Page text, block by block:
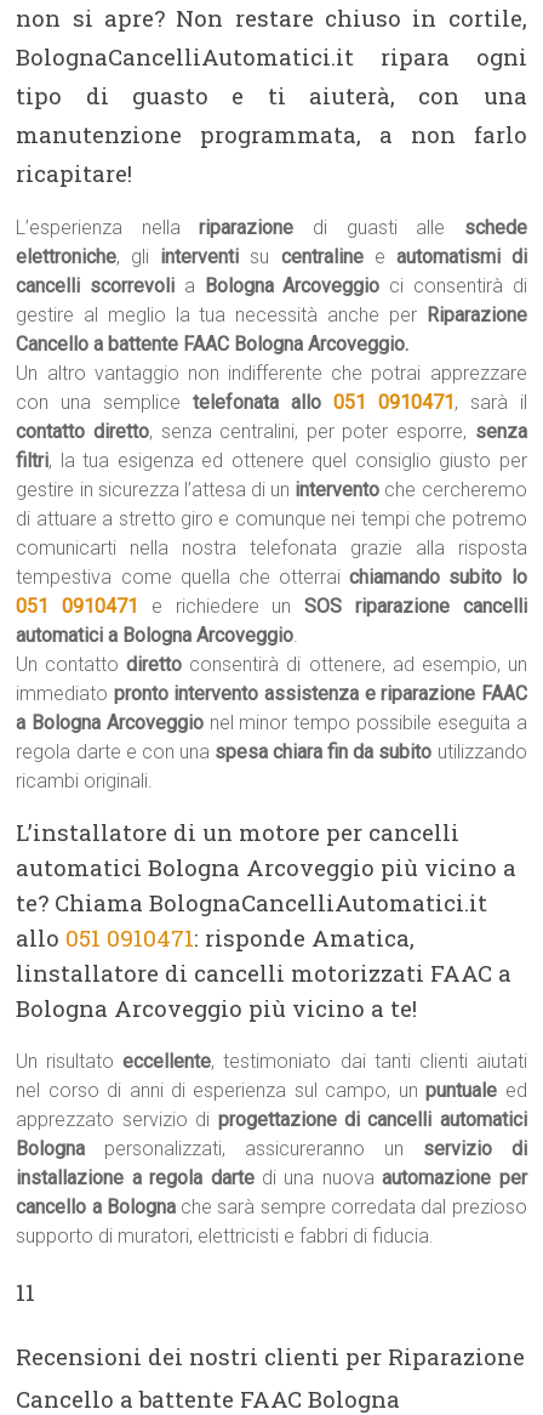
non si apre? Non restare chiuso in cortile,
BolognaCancelliAutomatici.it ripara ogni
tipo di guasto e ti aiuterà, con una
manutenzione programmata, a non farlo
ricapitare!
L’esperienza nellariparazione di guasti alle schede
elettroniche, gli interventi su centralinee automatismi di
cancelli scorrevoli a Bologna Arcoveggio ci consentirà di
gestire al meglio la tua necessità anche per Riparazione
Cancello a battente FAAC Bologna Arcoveggio.
Un altro vantaggio non indifferente che potrai apprezzare
con una semplicetelefonata allo 051 0910471, sarà il
contatto diretto, senza centralini, per poter esporre, senza
filtri, la tua esigenza ed ottenere quel consiglio giusto per
gestire in sicurezza l’attesa di un intervento che cercheremo
di attuare a stretto giro e comunque nei tempi che potremo
comunicarti nella nostra telefonata grazie alla risposta
tempestiva come quella che otterraichiamando subito lo
051 0910471
e richiedere unSOS riparazione cancelli
automatici a Bologna Arcoveggio.
Un contattodiretto consentirà di ottenere, ad esempio, un
immediato pronto intervento assistenza e riparazione FAAC
a Bologna Arcoveggio nel minor tempo possibile eseguita a
regola darte e con una spesa chiara fin da subito utilizzando
ricambi originali.
L’installatore di un motore per cancelli
automatici Bologna Arcoveggio più vicino a
te? Chiama BolognaCancelliAutomatici.it
allo 051 0910471: risponde Amatica,
linstallatore di cancelli motorizzati FAAC a
Bologna Arcoveggio più vicino a te!
Un risultatoeccellente, testimoniato dai tanti clienti aiutati
nel corso di anni di esperienza sul campo, unpuntuale ed
apprezzato servizio di progettazione di cancelli automatici
Bologna personalizzati, assicureranno un servizio di
installazione a regola dartedi una nuovaautomazione per
cancello a Bologna che sarà sempre corredata dal prezioso
supporto di muratori, elettricisti e fabbri di fiducia.
11
Recensioni dei nostri clienti per Riparazione
Cancello a battente FAAC Bologna